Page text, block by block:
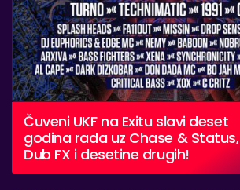
Čuveni UKF na Exitu slavi deset
godina rada uz Chase & Status,
Dub FX i desetine drugih!